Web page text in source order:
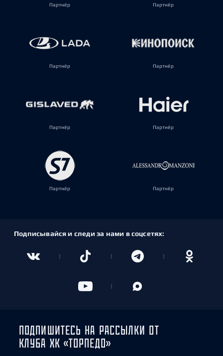
Партнёр Партнёр
Партнёр Партнёр
Партнёр Партнёр
Партнёр Партнёр
Подписывайся и следи за нами в соцсетях:
ПОДПИШИТЕСЬ НА РАССЫЛКИ ОТ
КЛУБА ХК «ТОРПЕДО»